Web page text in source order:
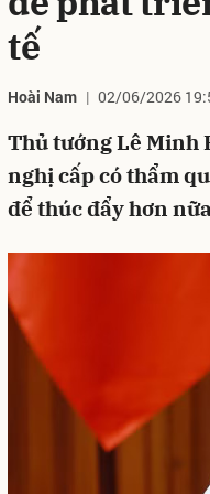
tế
Hoài Nam 02/06/2026
Thủ tướng Lê Minh
nghị cấp có thẩm
để thúc đẩy hơn